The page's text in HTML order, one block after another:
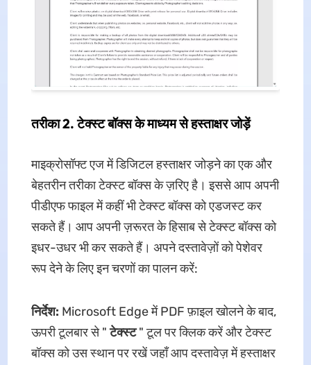
तरीका 2. टेक्स्ट बॉक्स के माध्यम से हस्ताक्षर जोड़ें
माइक्रोसॉफ्ट एज में डिजिटल हस्ताक्षर जोड़ने का एक और
बेहतरीन तरीका टेक्स्ट बॉक्स के ज़रिए है। इससे आप अपनी
पीडीएफ फाइल में कहीं भी टेक्स्ट बॉक्स को एडजस्ट कर
सकते हैं। आप अपनी ज़रूरत के हिसाब से टेक्स्ट बॉक्स को
इधर-उधर भी कर सकते हैं। अपने दस्तावेज़ों को पेशेवर
रूप देने के लिए इन चरणों का पालन करें:
निर्देश: Microsoft Edge में PDF फ़ाइल खोलने के बाद,
ऊपरी टूलबार से "टेक्स्ट" टूल पर क्लिक करें और टेक्स्ट
बॉक्स को उस स्थान पर रखें जहाँ आप दस्तावेज़ में हस्ताक्षर